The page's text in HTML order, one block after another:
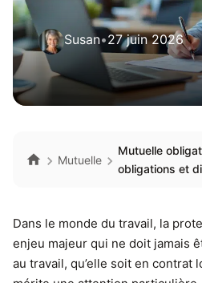
Susan•27 juin 2026
Mutuelle
Mutuelle
obligations et
Dans le monde du travail, la
enjeu majeur qui ne doit jamais
au travail, qu’elle soit en contrat